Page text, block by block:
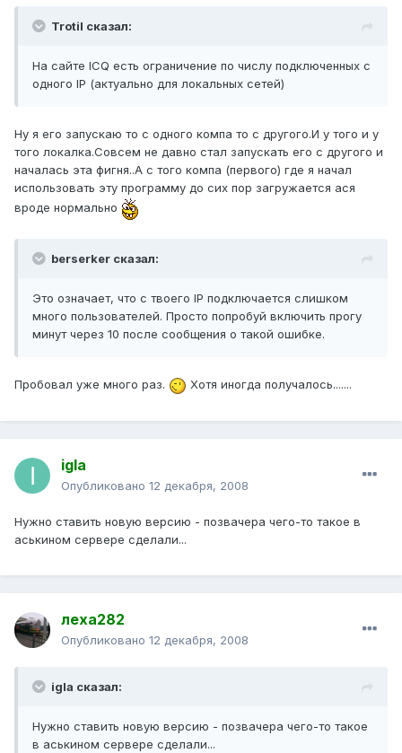
Trotil сказал:
На сайте ICQ есть ограничение по числу подключенных с
одного IP (актуально для локальных сетей)
Ну я его запускаю то с одного компа то с другого.И у того и у
того локалка.Совсем не давно стал запускать его с другого и
началась эта фигня..А с того компа (первого) где я начал
использовать эту программу до сих пор загружается ася
вроде нормально
berserker сказал:
Это означает, что с твоего IP подключается слишком
много пользователей. Просто попробуй включить прогу
минут через 10 после сообщения о такой ошибке.
Пробовал уже много раз. Хотя иногда получалось.......
igla
Опубликовано 12 декабря, 2008
Нужно ставить новую версию - позвачера чего-то такое в
аськином сервере сделали...
леха282
Опубликовано 12 декабря, 2008
igla сказал:
Нужно ставить новую версию - позвачера чего-то такое
в аськином сервере сделали...